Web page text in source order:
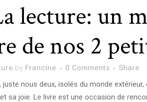
lecture: un
de nos 2
by Francine 0 Comments
Share
nous deux, isolés du monde
sa joie. Le livre est une occasion de